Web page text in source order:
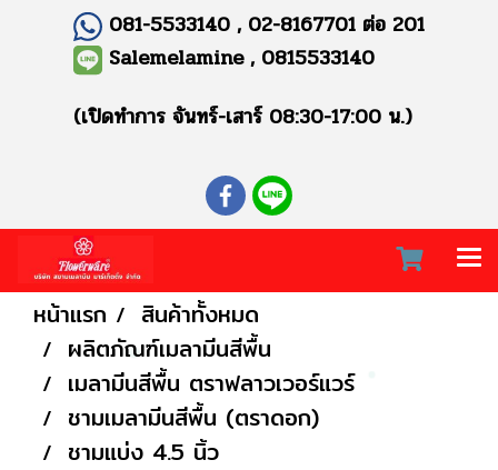
081-5533140 , 02-8167701 ต่อ 201
Salemelamine , 0815533140
(เปิดทำการ จันทร์-เสาร์ 08:30-17:00 น.)
หน้าแรก
สินค้าทั้งหมด
ผลิตภัณฑ์เมลามีนสีพื้น
เมลามีนสีพื้น ตราฟลาวเวอร์แวร์
ชามเมลามีนสีพื้น (ตราดอก)
ชามแบ่ง 4.5 นิ้ว